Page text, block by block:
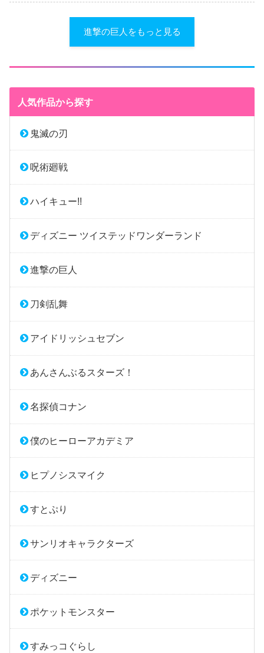
進撃の巨人をもっと見る
人気作品から探す
鬼滅の刃
呪術廻戦
ハイキュー!!
ディズニー ツイステッドワンダーランド
進撃の巨人
刀剣乱舞
アイドリッシュセブン
あんさんぶるスターズ！
名探偵コナン
僕のヒーローアカデミア
ヒプノシスマイク
すとぷり
サンリオキャラクターズ
ディズニー
ポケットモンスター
すみっコぐらし